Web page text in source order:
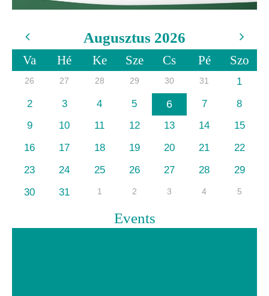
Augusztus 2026
Va Hé Ke Sze Cs Pé Szo
26 27 28 29 30 31
1
2
3 4 5 6 7
8
9
10 11 12 13 14
15
16
17 18 19 20 21
22
23
24 25 26 27 28
29
30
31 1 2 3 4 5
Events